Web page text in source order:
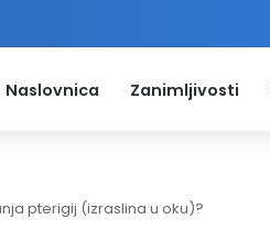
Naslovnica Zanimljivosti
pterigij (izraslina u oku)?